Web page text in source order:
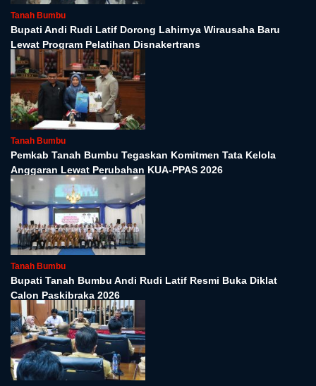
Tanah Bumbu
Bupati Andi Rudi Latif Dorong Lahirnya Wirausaha Baru
Lewat Program Pelatihan Disnakertrans
Tanah Bumbu
Pemkab Tanah Bumbu Tegaskan Komitmen Tata Kelola
Anggaran Lewat Perubahan KUA-PPAS 2026
Tanah Bumbu
Bupati Tanah Bumbu Andi Rudi Latif Resmi Buka Diklat
Calon Paskibraka 2026